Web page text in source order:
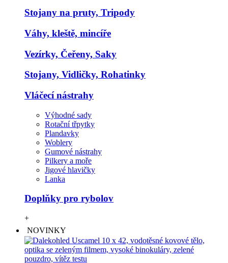
Stojany na pruty, Tripody
Váhy, kleště, mincíře
Vezírky, Čeřeny, Saky
Stojany, Vidličky, Rohatinky
Vláčecí nástrahy
Výhodné sady
Rotační třpytky
Plandavky
Woblery
Gumové nástrahy
Pilkery a moře
Jigové hlavičky
Lanka
Doplňky pro rybolov
+
NOVINKY